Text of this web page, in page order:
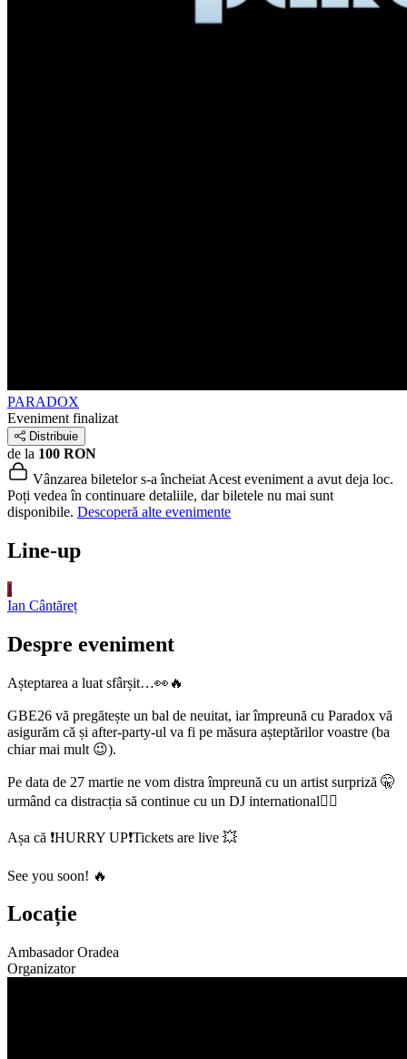
PARADOX
Eveniment finalizat
Distribuie
de la 100 RON
Vânzarea biletelor s-a încheiat Acest eveniment a avut deja loc.
Poți vedea în continuare detaliile, dar biletele nu mai sunt
disponibile. Descoperă alte evenimente
Line-up
I
Ian Cântăreț
Despre eveniment
Așteptarea a luat sfârșit…👀🔥
GBE26 vă pregătește un bal de neuitat, iar împreună cu Paradox vă
asigurăm că și after-party-ul va fi pe măsura așteptărilor voastre (ba
chiar mai mult 😉).
Pe data de 27 martie ne vom distra împreună cu un artist surpriză 🤫
urmând ca distracția să continue cu un DJ international😮‍💨
Așa că ❗️HURRY UP❗️Tickets are live 💥
See you soon! 🔥
Locație
Ambasador Oradea
Organizator